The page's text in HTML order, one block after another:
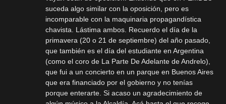
suceda algo similar con la oposición, pero es
incomparable con la maquinaria propagandística
chavista. Lástima ambos. Recuerdo el día de la
primavera (20 o 21 de septiembre) del año pasado,
que también es el día del estudiante en Argentina
(como el coro de La Parte De Adelante de Andrelo),
que fui a un concierto en un parque en Buenos Aires
que era financiado por el gobierno y no tenías
porque enterarte. Si acaso un agradecimiento de